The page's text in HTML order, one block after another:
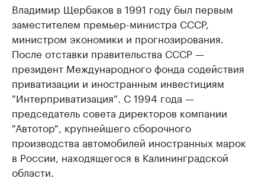
Владимир Щербаков в 1991 году был первым
заместителем премьер-министра СССР,
министром экономики и прогнозирования.
После отставки правительства СССР —
президент Международного фонда содействия
приватизации и иностранным инвестициям
"Интерприватизация". С 1994 года —
председатель совета директоров компании
"Автотор", крупнейшего сборочного
производства автомобилей иностранных марок
в России, находящегося в Калининградской
области.